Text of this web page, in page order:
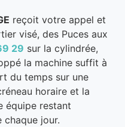
reçoit votre appel et
visé, des Puces aux
29 sur la cylindrée,
la machine suffit à
du temps sur une
horaire et la
équipe restant
chaque jour.